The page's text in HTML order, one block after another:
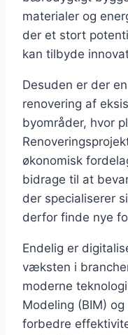
materialer og
der et stort
kan tilbyde
Desuden er der
renovering af
byområder, hvor
økonomisk
bidrage til at
der specialiserer
derfor finde nye
Endelig er
væksten i
moderne
Modeling (BIM)
forbedre